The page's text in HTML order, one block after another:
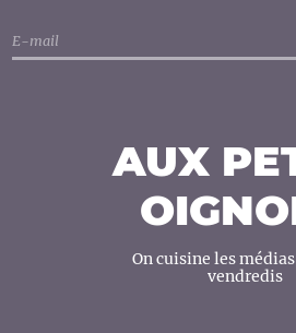
AUX
On cuisine les
vendredis